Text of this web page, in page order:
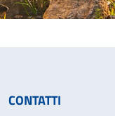
CONTATTI